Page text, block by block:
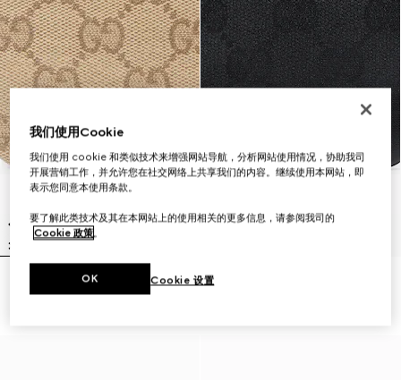
适配iPhone 17的保护套
我们使用Cookie
我们使用 cookie 和类似技术来增强网站导航，分析网站使用情况，协助我司
开展营销工作，并允许您在社交网络上共享我们的内容。继续使用本网站，即
表示您同意本使用条款。
要了解此类技术及其在本网站上的使用相关的更多信息，请参阅我司的
Cookie 政策。
Cookie 设置
OK